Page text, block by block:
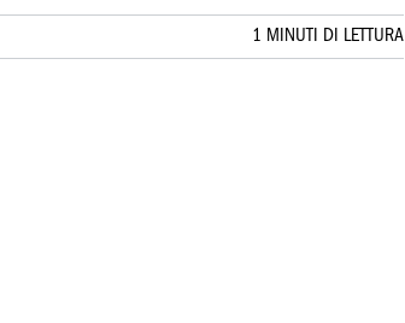
1 MINUTI DI LETTURA